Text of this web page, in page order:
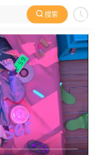
搜索
欧美动漫 动漫电影